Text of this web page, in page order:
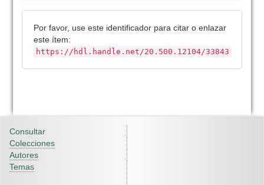
Por favor, use este identificador para citar o enlazar
este ítem:
https://hdl.handle.net/20.500.12104/33843
Consultar
Colecciones
Autores
Temas